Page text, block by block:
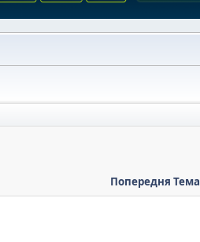
Попередня Тема